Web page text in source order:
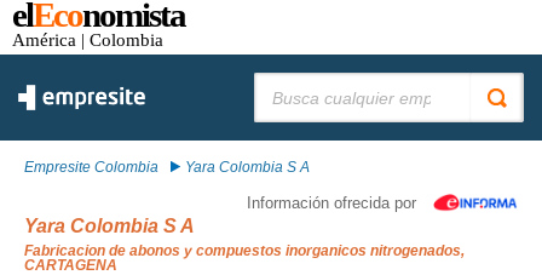
elEconomista
América | Colombia
Empresite Colombia Yara Colombia S A
Información ofrecida por
Yara Colombia S A
Fabricacion de abonos y compuestos inorganicos nitrogenados,
CARTAGENA